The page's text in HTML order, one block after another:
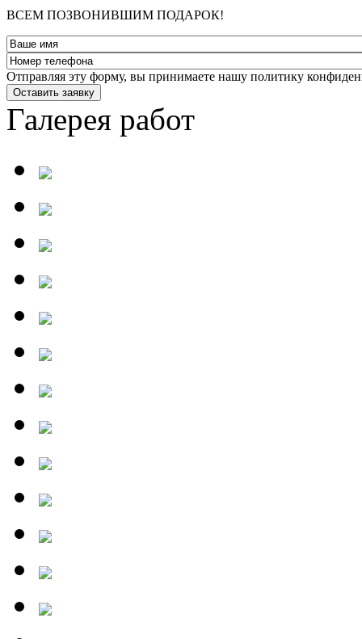
ВСЕМ ПОЗВОНИВШИМ ПОДАРОК!
Отправляя эту форму, вы принимаете нашу политику
Оставить заявку
Галерея работ